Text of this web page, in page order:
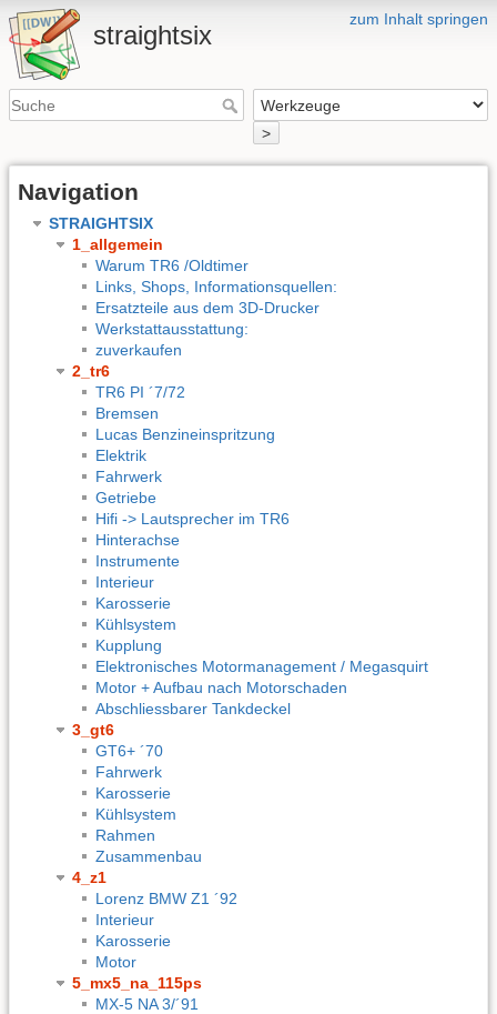
zum Inhalt springen
straightsix
>
Navigation
STRAIGHTSIX
1_allgemein
Warum TR6 /Oldtimer
Links, Shops, Informationsquellen:
Ersatzteile aus dem 3D-Drucker
Werkstattausstattung:
zuverkaufen
2_tr6
TR6 PI ´7/72
Bremsen
Lucas Benzineinspritzung
Elektrik
Fahrwerk
Getriebe
Hifi -> Lautsprecher im TR6
Hinterachse
Instrumente
Interieur
Karosserie
Kühlsystem
Kupplung
Elektronisches Motormanagement / Megasquirt
Motor + Aufbau nach Motorschaden
Abschliessbarer Tankdeckel
3_gt6
GT6+ ´70
Fahrwerk
Karosserie
Kühlsystem
Rahmen
Zusammenbau
4_z1
Lorenz BMW Z1 ´92
Interieur
Karosserie
Motor
5_mx5_na_115ps
MX-5 NA 3/´91